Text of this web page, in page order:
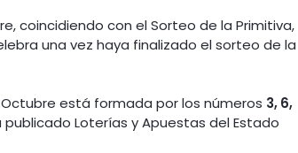
coincidiendo con el Sorteo de la Primitiva,
una vez haya finalizado el sorteo de la
está formada por los números 3, 6,
publicado Loterías y Apuestas del Estado